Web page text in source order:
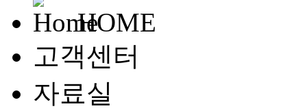
HOME
고객센터
자료실